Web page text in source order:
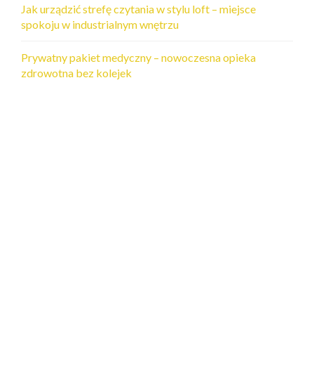
Jak urządzić strefę czytania w stylu loft – miejsce
spokoju w industrialnym wnętrzu
Prywatny pakiet medyczny – nowoczesna opieka
zdrowotna bez kolejek